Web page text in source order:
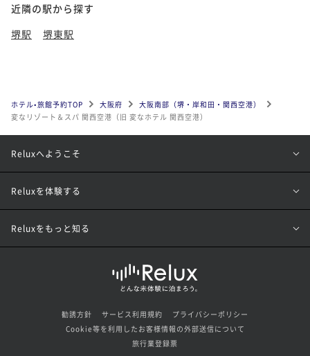
近隣の駅から探す
堺駅
堺東駅
ホテル•旅館予約TOP 大阪府
大阪南部（堺・岸和田・関西空港）
変なリゾート＆スパ 関西空港（旧 変なホテル 関西空港）
Reluxへようこそ
Reluxを体験する
Reluxをもっと知る
勧誘方針 サービス利用規約
プライバシーポリシー
Cookie等を利用したお客様情報の外部送信について
旅行業登録票